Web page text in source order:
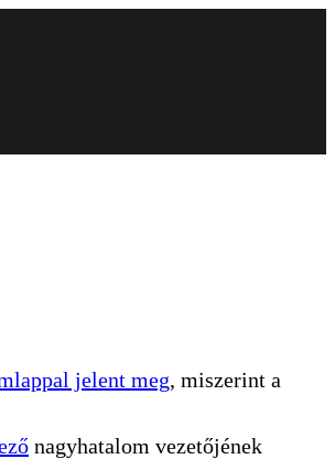
jelent meg, miszerint a
nagyhatalom vezetőjének